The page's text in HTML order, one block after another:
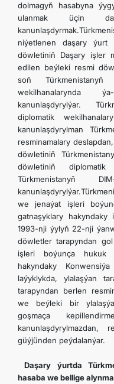
dolmagyň hasabyna
ulanmak üçin
niýetlenen daşary ýurt
döwletiniň Daşary işler
edilen beýleki resmi
soň
wekilhanalarynda
kanunlaşdyrylýar.
diplomatik
kanunlaşdyrylman
resminamalary
döwletiniň
döwletiniň
Türkmenistanyň
we jenaýat işleri
gatnaşyklary hakyndaky
1993-nji ýylyň 22-nji
döwletler tarapyndan
işleri boýunça hukuk
hakyndaky
laýyklykda, ylalaşýan
tarapyndan berlen
we beýleki bir
goşmaça
kanunlaşdyrylmazdan,
güýjünden peýdalanýar.
Daşary ýurtda
hasaba we bellige